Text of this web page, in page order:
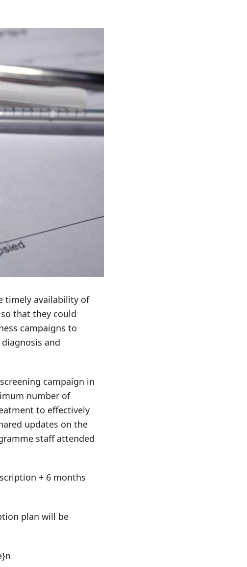
timely availability of
that they could
campaigns to
and
campaign in
number of
to effectively
updates on the
staff attended
+ 6 months
plan will be